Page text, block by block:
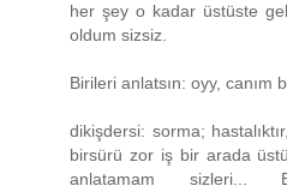
her şey o kadar üstüste
oldum sizsiz.
Birileri anlatsın: oyy, canım
dikişdersi: sorma;
birsürü zor iş bir arada
anlatamam sizleri...